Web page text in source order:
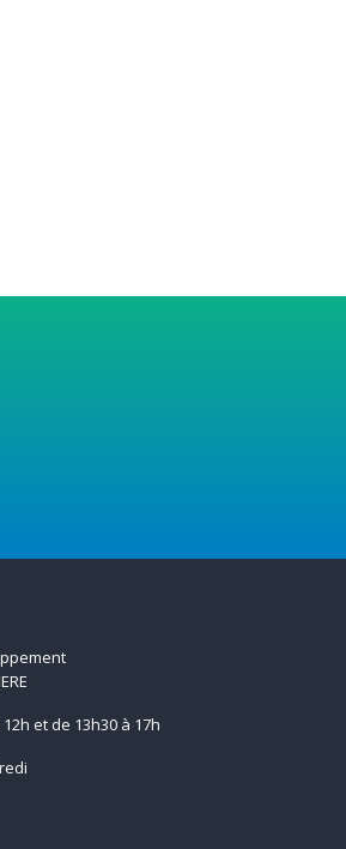
et de 13h30 à 17h